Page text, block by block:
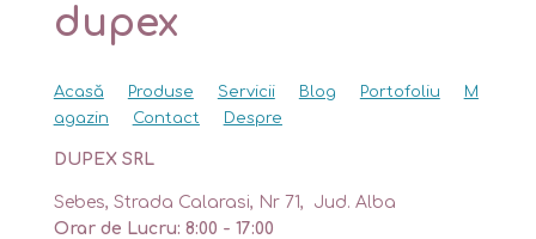
dupex
Acasă Produse Servicii Blog Portofoliu
M
agazin
Contact Despre
DUPEX SRL
Sebes, Strada Calarasi, Nr 71, Jud. Alba
Orar de Lucru: 8:00 - 17:00